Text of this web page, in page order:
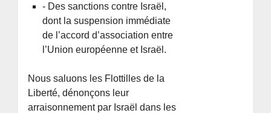
- Des sanctions contre Israël,
dont la suspension immédiate
de l’accord d’association entre
l’Union européenne et Israël.
Nous saluons les Flottilles de la
Liberté, dénonçons leur
arraisonnement par Israël dans les